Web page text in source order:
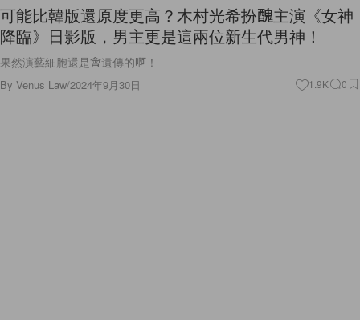
可能比韓版還原度更高？木村光希扮醜主演《女神
降臨》日影版，男主更是這兩位新生代男神！
果然演藝細胞還是會遺傳的啊！
By Venus Law/2024年9月30日 1.9K 0